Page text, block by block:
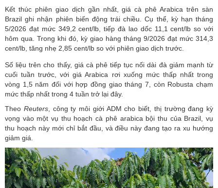
Kết thúc phiên giao dịch gần nhất, giá cà phê Arabica trên sàn
Brazil ghi nhận phiên biến động trái chiều. Cụ thể, kỳ hạn tháng
5/2026 đạt mức 349,2 cent/lb, tiếp đà lao dốc 11,1 cent/lb so với
hôm qua. Trong khi đó, kỳ giao hàng tháng 9/2026 đạt mức 314,3
cent/lb, tăng nhẹ 2,85 cent/lb so với phiên giao dịch trước.
Số liệu trên cho thấy, giá cà phê tiếp tục nối dài đà giảm mạnh từ
cuối tuần trước, với giá Arabica rơi xuống mức thấp nhất trong
vòng 1,5 năm đối với hợp đồng giao tháng 7, còn Robusta chạm
mức thấp nhất trong 4 tuần trở lại đây.
Theo Reuters, công ty môi giới ADM cho biết, thị trường đang kỳ
vọng vào một vụ thu hoạch cà phê arabica bội thu của Brazil, vụ
thu hoạch này mới chỉ bắt đầu, và điều này đang tạo ra xu hướng
giảm giá.